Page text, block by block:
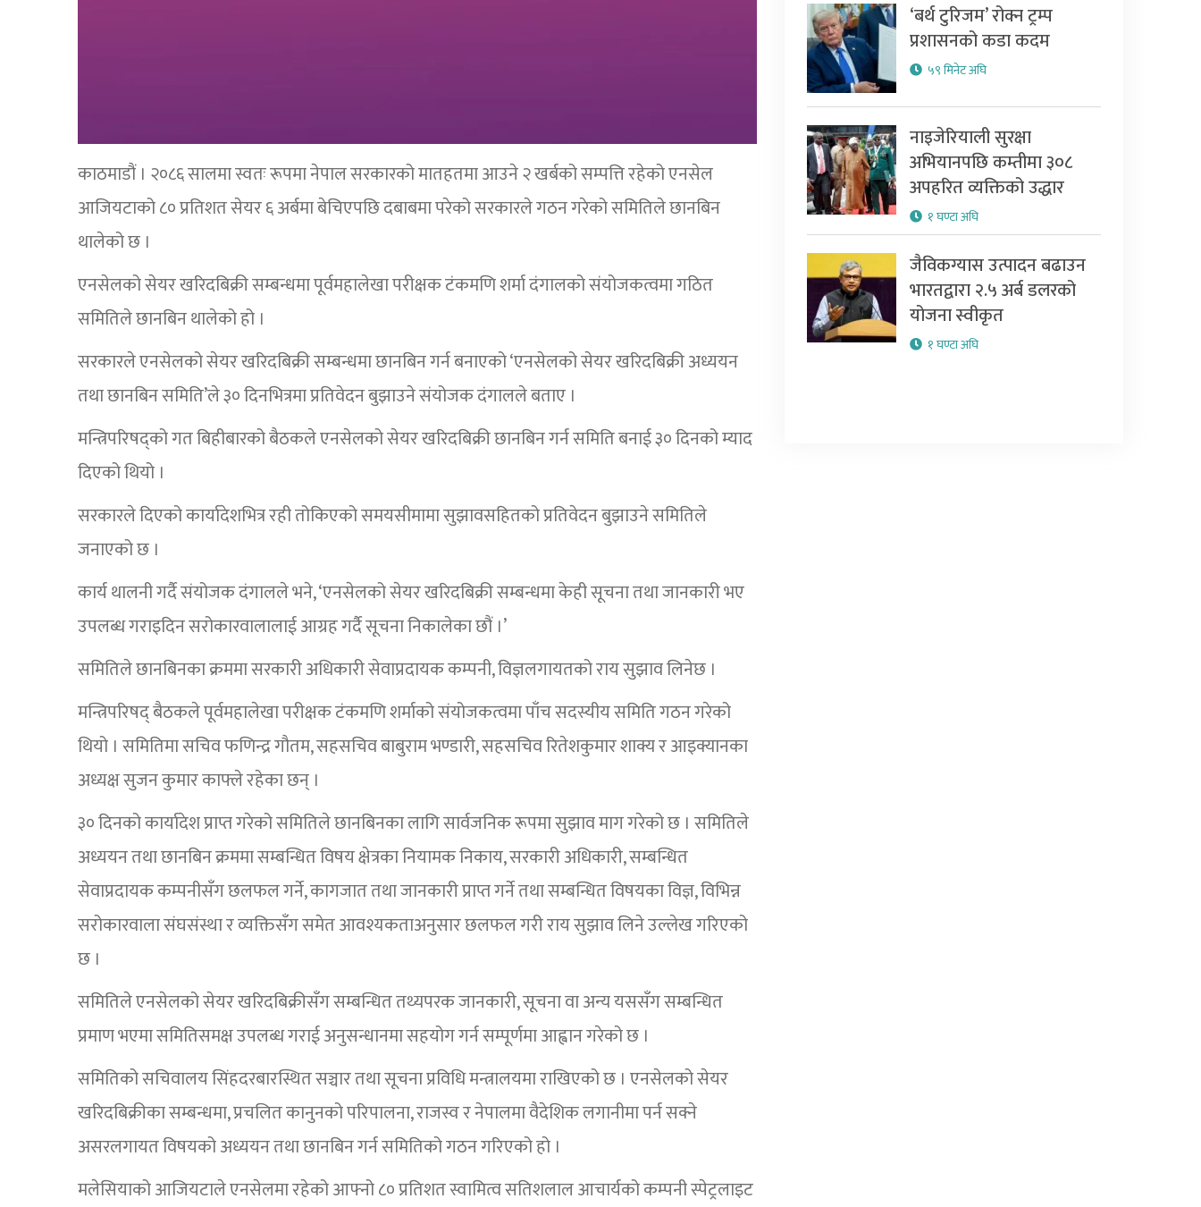
काठमाडौं । २०८६ सालमा स्वतः रूपमा नेपाल सरकारको मातहतमा आउने २ खर्बको सम्पत्ति रहेको एनसेल
आजियटाको ८० प्रतिशत सेयर ६ अर्बमा बेचिएपछि दबाबमा परेको सरकारले गठन गरेको समितिले छानबिन
थालेको छ ।
एनसेलको सेयर खरिदबिक्री सम्बन्धमा पूर्वमहालेखा परीक्षक टंकमणि शर्मा दंगालको संयोजकत्वमा गठित
समितिले छानबिन थालेको हो ।
सरकारले एनसेलको सेयर खरिदबिक्री सम्बन्धमा छानबिन गर्न बनाएको ‘एनसेलको सेयर खरिदबिक्री अध्ययन
तथा छानबिन समिति’ले ३० दिनभित्रमा प्रतिवेदन बुझाउने संयोजक दंगालले बताए ।
मन्त्रिपरिषद्को गत बिहीबारको बैठकले एनसेलको सेयर खरिदबिक्री छानबिन गर्न समिति बनाई ३० दिनको म्याद
दिएको थियो ।
सरकारले दिएको कार्यादेशभित्र रही तोकिएको समयसीमामा सुझावसहितको प्रतिवेदन बुझाउने समितिले
जनाएको छ ।
कार्य थालनी गर्दै संयोजक दंगालले भने, ‘एनसेलको सेयर खरिदबिक्री सम्बन्धमा केही सूचना तथा जानकारी भए
उपलब्ध गराइदिन सरोकारवालालाई आग्रह गर्दै सूचना निकालेका छौं ।’
समितिले छानबिनका क्रममा सरकारी अधिकारी सेवाप्रदायक कम्पनी, विज्ञलगायतको राय सुझाव लिनेछ ।
मन्त्रिपरिषद् बैठकले पूर्वमहालेखा परीक्षक टंकमणि शर्माको संयोजकत्वमा पाँच सदस्यीय समिति गठन गरेको
थियो । समितिमा सचिव फणिन्द्र गौतम, सहसचिव बाबुराम भण्डारी, सहसचिव रितेशकुमार शाक्य र आइक्यानका
अध्यक्ष सुजन कुमार काफ्ले रहेका छन् ।
३० दिनको कार्यादेश प्राप्त गरेको समितिले छानबिनका लागि सार्वजनिक रूपमा सुझाव माग गरेको छ । समितिले
अध्ययन तथा छानबिन क्रममा सम्बन्धित विषय क्षेत्रका नियामक निकाय, सरकारी अधिकारी, सम्बन्धित
सेवाप्रदायक कम्पनीसँग छलफल गर्ने, कागजात तथा जानकारी प्राप्त गर्ने तथा सम्बन्धित विषयका विज्ञ, विभिन्न
सरोकारवाला संघसंस्था र व्यक्तिसँग समेत आवश्यकताअनुसार छलफल गरी राय सुझाव लिने उल्लेख गरिएको
छ ।
समितिले एनसेलको सेयर खरिदबिक्रीसँग सम्बन्धित तथ्यपरक जानकारी, सूचना वा अन्य यससँग सम्बन्धित
प्रमाण भएमा समितिसमक्ष उपलब्ध गराई अनुसन्धानमा सहयोग गर्न सम्पूर्णमा आह्वान गरेको छ ।
समितिको सचिवालय सिंहदरबारस्थित सञ्चार तथा सूचना प्रविधि मन्त्रालयमा राखिएको छ । एनसेलको सेयर
खरिदबिक्रीका सम्बन्धमा, प्रचलित कानुनको परिपालना, राजस्व र नेपालमा वैदेशिक लगानीमा पर्न सक्ने
असरलगायत विषयको अध्ययन तथा छानबिन गर्न समितिको गठन गरिएको हो ।
मलेसियाको आजियटाले एनसेलमा रहेको आफ्नो ८० प्रतिशत स्वामित्व सतिशलाल आचार्यको कम्पनी स्पेट्रलाइट
‘बर्थ टुरिजम’ रोक्न ट्रम्प
प्रशासनको कडा कदम
५९ मिनेट अघि
नाइजेरियाली सुरक्षा
अभियानपछि कम्तीमा ३०८
अपहरित व्यक्तिको उद्धार
१ घण्टा अघि
जैविकग्यास उत्पादन बढाउन
भारतद्वारा २.५ अर्ब डलरको
योजना स्वीकृत
१ घण्टा अघि